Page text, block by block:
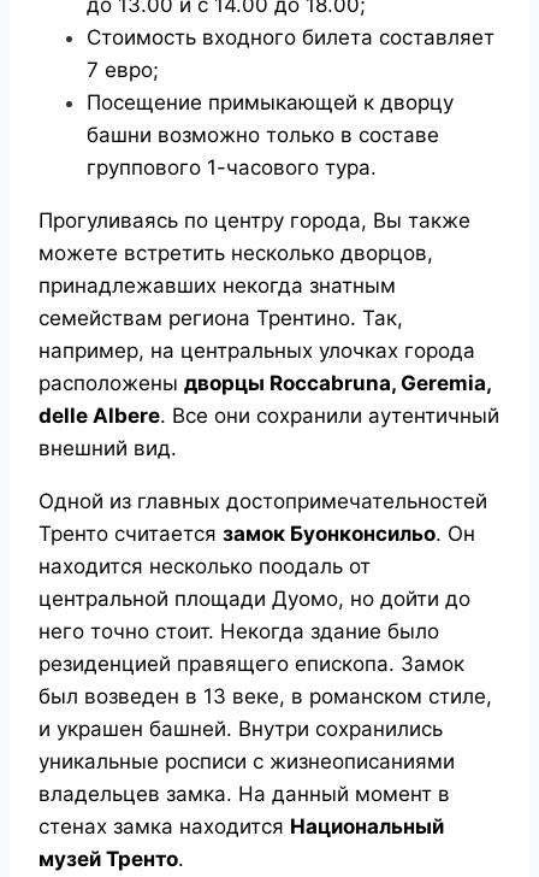
Стоимость входного билета составляет
7 евро;
Посещение примыкающей к дворцу
башни возможно только в составе
группового 1-часового тура.
Прогуливаясь по центру города, Вы также
можете встретить несколько дворцов,
принадлежавших некогда знатным
семействам региона Трентино. Так,
например, на центральных улочках города
расположены дворцы Roccabruna, Geremia,
delle Albere. Все они сохранили аутентичный
внешний вид.
Одной из главных достопримечательностей
Тренто считается замок Буонконсильо. Он
находится несколько поодаль от
центральной площади Дуомо, но дойти до
него точно стоит. Некогда здание было
резиденцией правящего епископа. Замок
был возведен в 13 веке, в романском стиле,
и украшен башней. Внутри сохранились
уникальные росписи с жизнеописаниями
владельцев замка. На данный момент в
стенах замка находится Национальный
музей Тренто.